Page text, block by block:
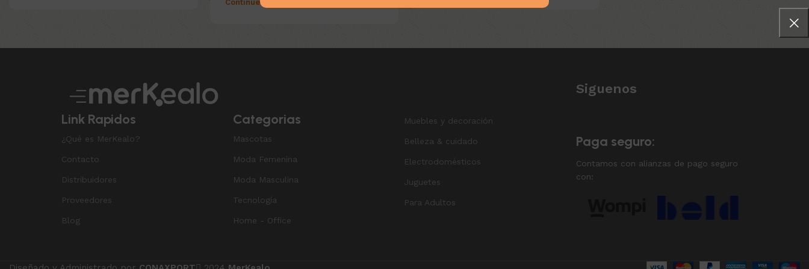
Continue reading
Link Rapidos
¿Qué es MerKealo?
Contacto
Distribuidores
Proveedores
Blog
Categorias
Mascotas
Moda Femenina
Moda Masculina
Tecnología
Home - Office
Muebles y decoración
Belleza & cuidado
Electrodomésticos
Juguetes
Para Adultos
Siguenos
Paga seguro:
Contamos con alianzas de pago seguro
con: